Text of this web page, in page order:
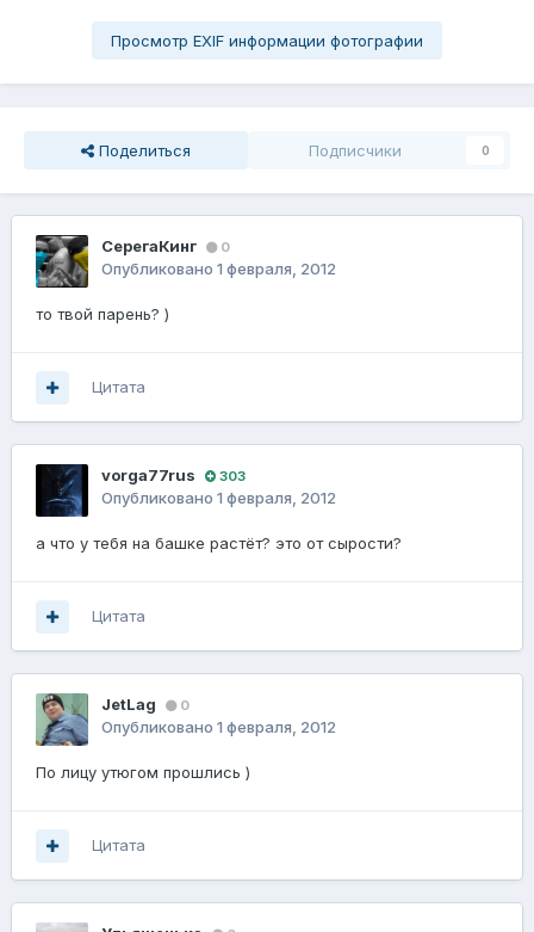
Просмотр EXIF информации фотографии
Поделиться Подписчики 0
СерегаКинг 0
Опубликовано 1 февраля, 2012
то твой парень? )
Цитата
vorga77rus 303
Опубликовано 1 февраля, 2012
а что у тебя на башке растёт? это от сырости?
Цитата
JetLag 0
Опубликовано 1 февраля, 2012
По лицу утюгом прошлись )
Цитата